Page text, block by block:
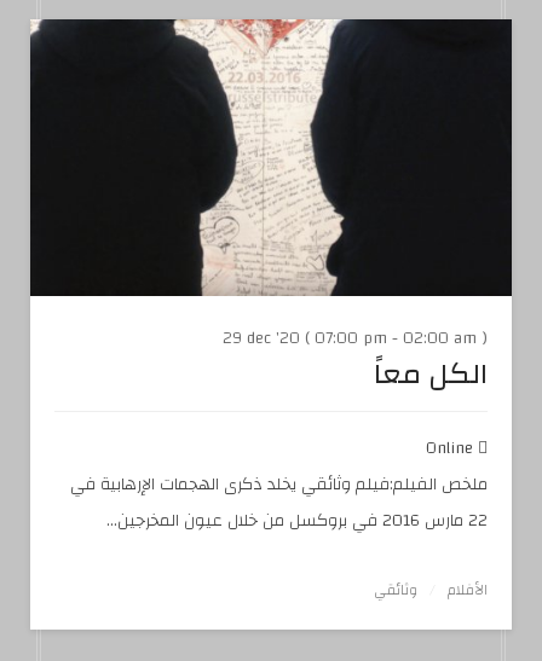
29 dec '20 ( 07:00 pm - 02:00 am )
الكل معاً
ملخص الفيلم:فيلم وثائقي يخلد ذكرى الهجمات الإرهابية في
22 مارس 2016 في بروكسل من خلال عيون المخرجين...
الأفلام وثائقي